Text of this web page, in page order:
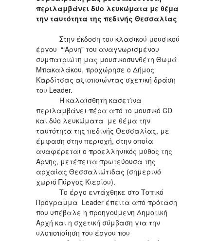
περιλαμβάνει δύο λευκώματα με θέμα
την ταυτότητα της πεδινής Θεσσαλίας
Στην έκδοση του κλασικού μουσικού
έργου “‘Άρνη” του αναγνωρισμένου
συμπατριώτη μας μουσικοσυνθέτη Θωμά
Μπακαλάκου, προχώρησε ο Δήμος
Καρδίτσας αξιοποιώντας σχετική δράση
του Leader.
Η καλαίσθητη κασετίνα
περιλαμβάνει πέρα από το μουσικό CD
και δύο λευκώματα με θέμα την
ταυτότητα της πεδινής Θεσσαλίας, με
έμφαση στην περιοχή, στην οποία
αναφέρεται ο προελληνικός μύθος της
Άρνης, μετέπειτα πρωτεύουσα της
αρχαίας Θεσσαλιώτιδας (σημερινό
χωριό Πύργος Κιερίου).
Το έργο εντάχθηκε στο Τοπικό
Πρόγραμμα Leader έπειτα από πρόταση
που υπέβαλε η προηγούμενη Δημοτική
Αρχή και η σχετική σύμβαση για την
υλοποποίηση του έργου που